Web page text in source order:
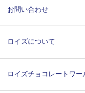
お問い合わせ
ロイズについて
ロイズチョコレートワー